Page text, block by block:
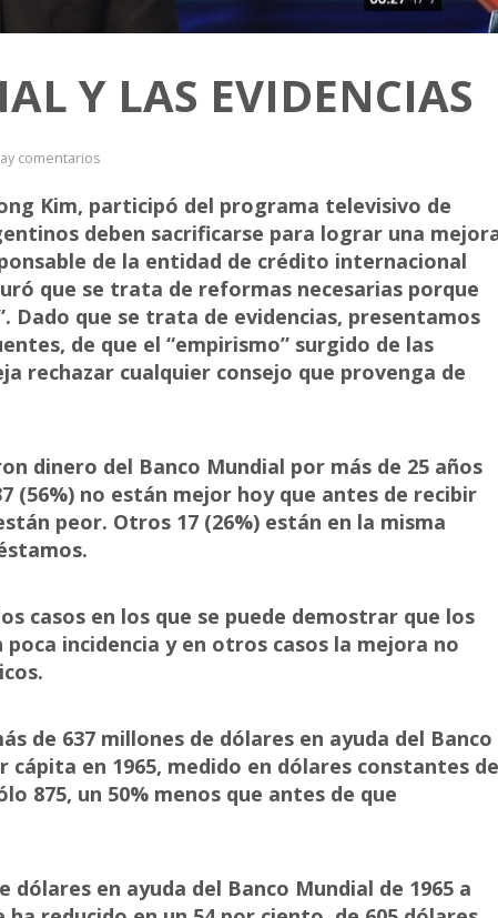
Y LAS EVIDENCIAS
comentarios
Kim, participó del programa televisivo de
deben sacrificarse para lograr una
de la entidad de crédito internacional
que se trata de reformas necesarias porque
Dado que se trata de evidencias, presentamos
de que el “empirismo” surgido de las
rechazar cualquier consejo que provenga de
dinero del Banco Mundial por más de 25 años
(56%) no están mejor hoy que antes de recibir
peor. Otros 17 (26%) están en la misma
casos en los que se puede demostrar que los
incidencia y en otros casos la mejora no
de 637 millones de dólares en ayuda del Banco
en 1965, medido en dólares constantes de
875, un 50% menos que antes de que
dólares en ayuda del Banco Mundial de 1965 a